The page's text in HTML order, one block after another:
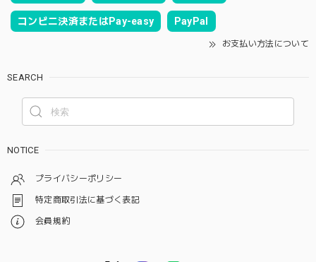
コンビニ決済またはPay-easy PayPal
お支払い方法について
SEARCH
NOTICE
プライバシーポリシー
特定商取引法に基づく表記
会員規約